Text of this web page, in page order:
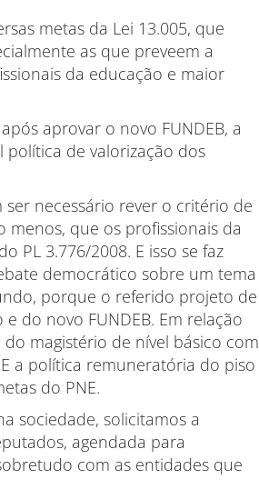
metas da Lei 13.005, que
as que preveem a
da educação e maior
aprovar o novo FUNDEB, a
de valorização dos
necessário rever o critério de
menos, que os profissionais da
PL 3.776/2008. E isso se faz
democrático sobre um tema
porque o referido projeto de
do novo FUNDEB. Em relação
magistério de nível básico com
a política remuneratória do piso
do PNE.
sociedade, solicitamos a
agendada para
com as entidades que